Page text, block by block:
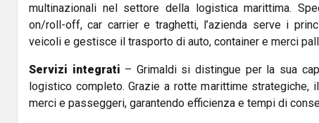
multinazionali nel settore della logistica marittima.
on/roll-off, car carrier e traghetti, l’azienda serve i
veicoli e gestisce il trasporto di auto, container e merci
Servizi integrati – Grimaldi si distingue per la sua
logistico completo. Grazie a rotte marittime strategiche,
merci e passeggeri, garantendo efficienza e tempi di